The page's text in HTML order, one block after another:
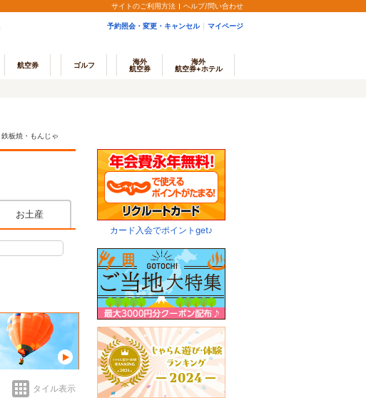
サイトのご利用方法 ヘルプ/問い合わせ
予約照会・変更・キャンセル マイページ
航空券 ゴルフ
海外
航空券
海外
航空券+ホテル
板焼・もんじゃ
お土産
タイル表示
カード入会でポイントget♪